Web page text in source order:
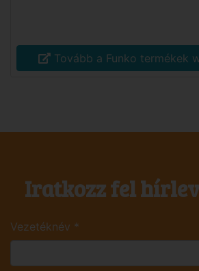
Tovább a Funko termékek
Iratkozz fel
Vezetéknév *